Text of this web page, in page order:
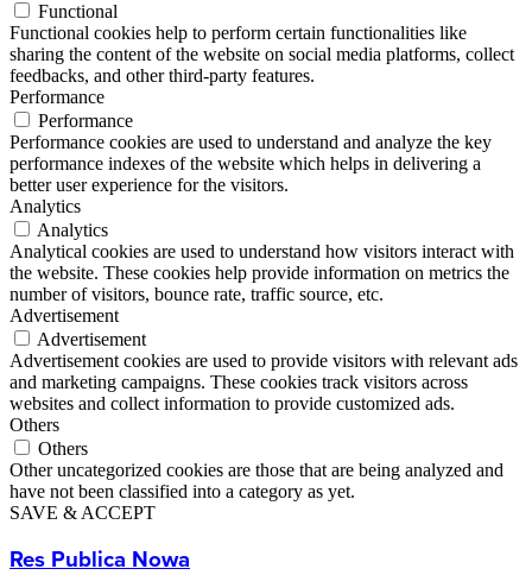
Functional
Functional cookies help to perform certain functionalities like
sharing the content of the website on social media platforms, collect
feedbacks, and other third-party features.
Performance
Performance
Performance cookies are used to understand and analyze the key
performance indexes of the website which helps in delivering a
better user experience for the visitors.
Analytics
Analytics
Analytical cookies are used to understand how visitors interact with
the website. These cookies help provide information on metrics the
number of visitors, bounce rate, traffic source, etc.
Advertisement
Advertisement
Advertisement cookies are used to provide visitors with relevant ads
and marketing campaigns. These cookies track visitors across
websites and collect information to provide customized ads.
Others
Others
Other uncategorized cookies are those that are being analyzed and
have not been classified into a category as yet.
SAVE & ACCEPT
Res Publica Nowa